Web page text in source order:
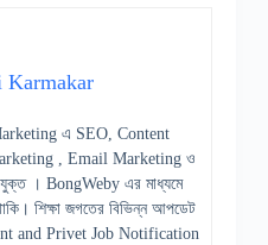
Karmakar
এ SEO, Content
, Email Marketing ও
। BongWeby এর মাধ্যমে
শিক্ষা জগতের বিভিন্ন আপডেট
and Privet Job Notification